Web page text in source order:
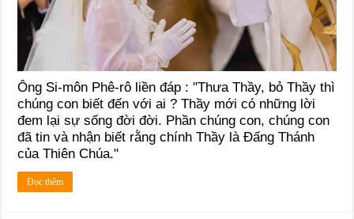
Ông Si-môn Phê-rô liền đáp : "Thưa Thầy, bỏ Thầy thì
chúng con biết đến với ai ? Thầy mới có những lời
đem lại sự sống đời đời. Phần chúng con, chúng con
đã tin và nhận biết rằng chính Thầy là Đấng Thánh
của Thiên Chúa."
Đọc thêm